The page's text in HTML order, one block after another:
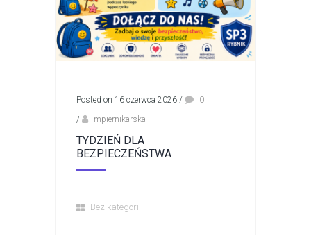
Posted on 16 czerwca 2026 /
0
/
mpiernikarska
TYDZIEŃ DLA
BEZPIECZEŃSTWA
Bez kategorii